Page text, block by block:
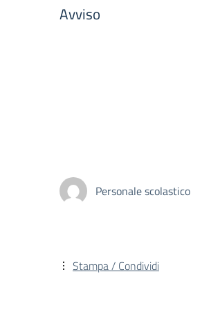
Avviso
Personale scolastico
Stampa / Condividi